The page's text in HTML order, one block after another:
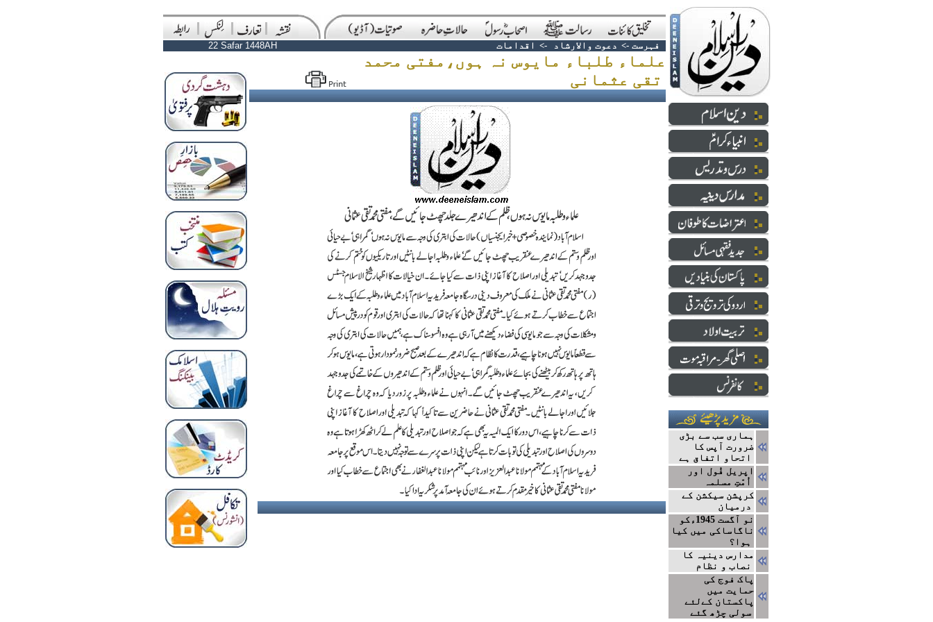
22 Safar 1448AH فہرست -> دعوت والارشاد -> اقدامات
علماء طلباء مایوس نہ ہوں،مفتی محمد
ہماری سب سے بڑی
ضرورت آپس کا
اتحاو اتفاق ہے
اپریل فُول اور
اُمّتِ مسلمہ
کرپشن سیکشن کے
درمیان
نو آگست 1945ءکو
ناگاساکی میں کیا
ہوا؟
مدارس دینیہ کا
نصاب و نظام
پاک فوج کی
حمایت میں
پاکستان کےلئے
سولی چڑھ گئے